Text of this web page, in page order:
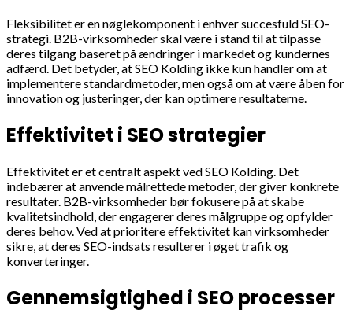
Fleksibilitet er en nøglekomponent i enhver succesfuld SEO-
strategi. B2B-virksomheder skal være i stand til at tilpasse
deres tilgang baseret på ændringer i markedet og kundernes
adfærd. Det betyder, at SEO Kolding ikke kun handler om at
implementere standardmetoder, men også om at være åben for
innovation og justeringer, der kan optimere resultaterne.
Effektivitet i SEO strategier
Effektivitet er et centralt aspekt ved SEO Kolding. Det
indebærer at anvende målrettede metoder, der giver konkrete
resultater. B2B-virksomheder bør fokusere på at skabe
kvalitetsindhold, der engagerer deres målgruppe og opfylder
deres behov. Ved at prioritere effektivitet kan virksomheder
sikre, at deres SEO-indsats resulterer i øget trafik og
konverteringer.
Gennemsigtighed i SEO processer